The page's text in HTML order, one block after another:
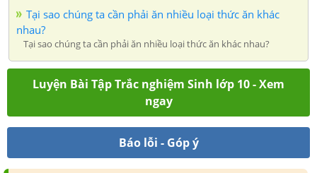
Tại sao chúng ta cần phải ăn nhiều loại thức ăn khác
nhau?
Tại sao chúng ta cần phải ăn nhiều loại thức ăn khác nhau?
Luyện Bài Tập Trắc nghiệm Sinh lớp 10 - Xem
ngay
Báo lỗi - Góp ý